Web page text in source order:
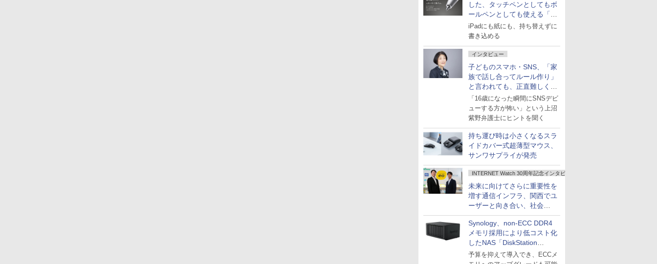
した、タッチペンとしてもボ
ールペンとしても使える「ス
タイラスツーウェイ」発売
iPadにも紙にも、持ち替えずに
書き込める
インタビュー
子どものスマホ・SNS、「家
族で話し合ってルール作り」
と言われても、正直難しくな
いですか？
「16歳になった瞬間にSNSデビ
ューする方が怖い」という上沼
紫野弁護士にヒントを聞く
持ち運び時は小さくなるスラ
イドカバー式超薄型マウス、
サンワサプライが発売
INTERNET Watch 30周年記念インタビュー
未来に向けてさらに重要性を
増す通信インフラ、関西でユ
ーザーと向き合い、社会
の“あたらしい”を起動し続け
る～オプテージ
Synology、non-ECC DDR4
メモリ採用により低コスト化
したNAS「DiskStation
neo+」シリーズ
予算を抑えて導入でき、ECCメ